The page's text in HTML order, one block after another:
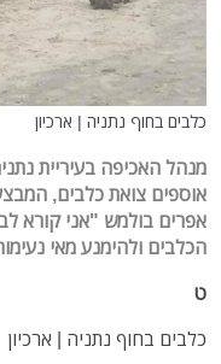
כלבים בחוף נתניה | ארכיון
מנהל האכיפה בעיריית
אוספים צואת כלבים,
אפרים בולמש "אני קורא
הכלבים ולהימנע מאי
ט
כלבים בחוף נתניה | ארכיון